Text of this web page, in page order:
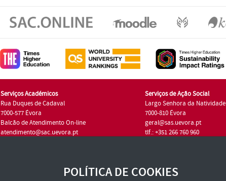
Serviços Académicos
Rua Duques de Cadaval
7000-577 Évora
Balcão de Atendimento On-line
atendimento@sac.uevora.pt
Serviços de Ação Social
Largo Senhora da Natividade
7000-810 Évora
geral@sas.uevora.pt
tlf.: +351 266 760 960
POLÍTICA DE COOKIES